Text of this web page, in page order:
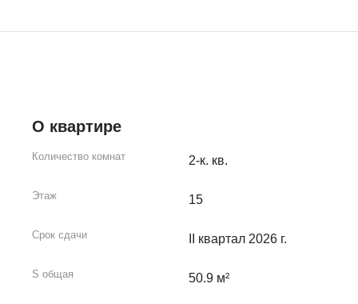
О квартире
Количество комнат 2-к. кв.
Этаж 15
Срок сдачи II квартал 2026 г.
S общая 50.9 м²